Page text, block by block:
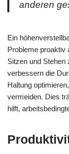
anderen
Ein
Probleme proaktiv
Sitzen und Stehen
verbessern die
Haltung
vermeiden. Dies
hilft,